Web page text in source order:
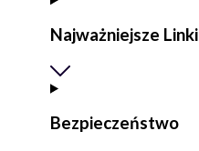
Najważniejsze Linki
Bezpieczeństwo